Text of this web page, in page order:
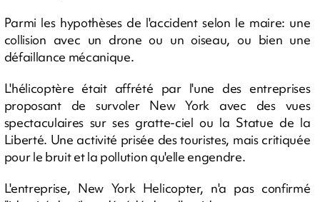
Parmi les hypothèses de l'accident selon le maire: une
collision avec un drone ou un oiseau, ou bien une
défaillance mécanique.
L'hélicoptère était affrété par l'une des entreprises
proposant de survoler New York avec des vues
spectaculaires sur ses gratte-ciel ou la Statue de la
Liberté. Une activité prisée des touristes, mais critiquée
pour le bruit et la pollution qu'elle engendre.
L'entreprise, New York Helicopter, n'a pas confirmé